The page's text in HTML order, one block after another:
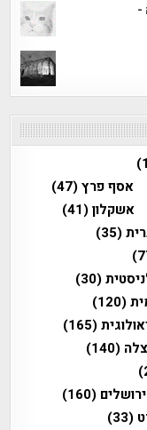
-
אסף פרץ(47)
אשקלון(41)
(35)
(30)
(120)
(165)
(140)
ירושלים (160)
(33)